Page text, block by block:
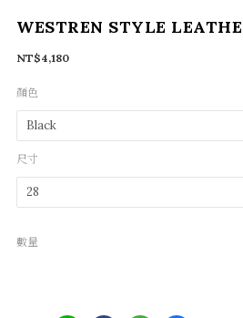
WESTREN STYLE
NT$4,180
顏色
尺寸
數量